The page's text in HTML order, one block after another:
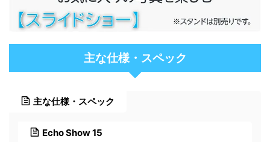
主な仕様・スペック
主な仕様・スペック
Echo Show 15